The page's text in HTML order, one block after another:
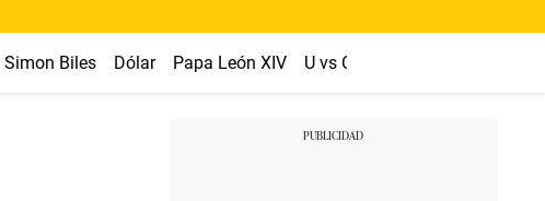
Simon Biles Dólar Papa León XIV U vs Cristal